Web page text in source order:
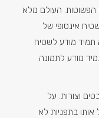
הפשוטות. העולם מלא
אינסופי של
תמיד מודע לשטיח
מודע לתמונה
וצורות. על
אותו בתפניות לא